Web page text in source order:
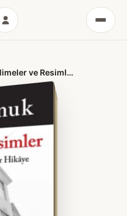
Menü
Kelimeler ve Resimler